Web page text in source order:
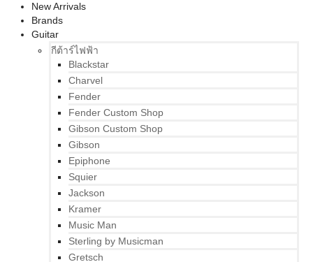
New Arrivals
Brands
Guitar
กีต้าร์ไฟฟ้า
Blackstar
Charvel
Fender
Fender Custom Shop
Gibson Custom Shop
Gibson
Epiphone
Squier
Jackson
Kramer
Music Man
Sterling by Musicman
Gretsch